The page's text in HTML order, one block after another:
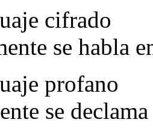
cifrado
se habla
profano
se